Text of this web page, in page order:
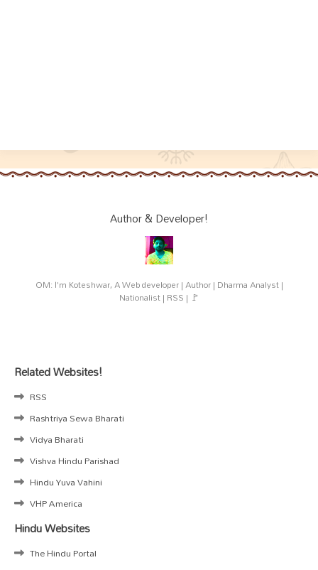
Author & Developer!
OM: I'm Koteshwar, A Web developer | Author | Dharma Analyst |
Nationalist | RSS | 🚩
Related Websites!
RSS
Rashtriya Sewa Bharati
Vidya Bharati
Vishva Hindu Parishad
Hindu Yuva Vahini
VHP America
Hindu Websites
The Hindu Portal